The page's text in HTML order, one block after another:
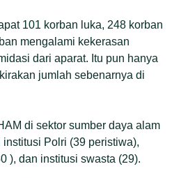
101 korban luka, 248 korban
mengalami kekerasan
dari aparat. Itu pun hanya
jumlah sebenarnya di
di sektor sumber daya alam
Polri (39 peristiwa),
), dan institusi swasta (29).